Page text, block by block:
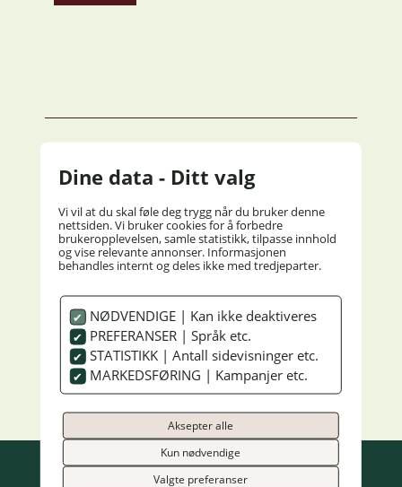
Dine data - Ditt valg
Vi vil at du skal føle deg trygg når du bruker denne
nettsiden. Vi bruker cookies for å forbedre
brukeropplevelsen, samle statistikk, tilpasse innhold
og vise relevante annonser. Informasjonen
behandles internt og deles ikke med tredjeparter.
NØDVENDIGE | Kan ikke deaktiveres
PREFERANSER | Språk etc.
STATISTIKK | Antall sidevisninger etc.
MARKEDSFØRING | Kampanjer etc.
Aksepter alle
Kun nødvendige
Valgte preferanser
GLOPPEN HOTELL
Sentralbord:57 86 53 33
post@gloppenhotell.no
Sørstrandsvegen 16, 6823 Sandane
Facebook
Instagram
Visit Nordfjord